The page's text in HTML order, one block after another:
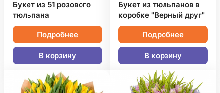
Букет из 51 розового
тюльпана
Подробнее
В корзину
Букет из тюльпанов в
коробке "Верный друг"
Подробнее
В корзину